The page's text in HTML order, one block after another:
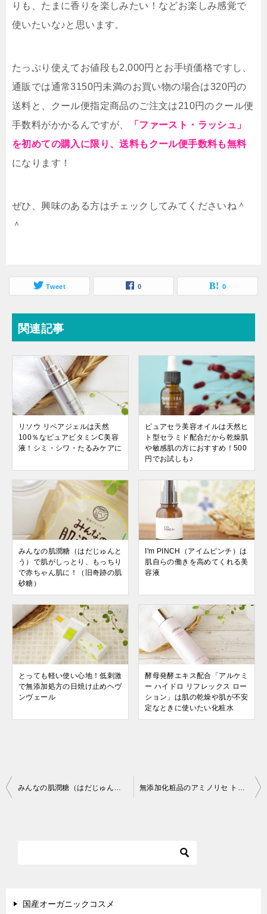
りも、たまに香りを楽しみたい！などお楽しみ感覚で
使いたいな♪と思います。
たっぷり使えてお値段も2,000円とお手頃価格ですし、
通販では通常3150円未満のお買い物の場合は320円の
送料と、クール便指定商品のご注文は210円のクール便
手数料がかかるんですが、
「ファースト・ラッシュ」
を初めての購入に限り、送料もクール便手数料も無料
になります！
ぜひ、興味のある方はチェックしてみてくださいね＾
＾
Tweet 0 0
関連記事
リソウ リペアジェルは天然
100％なピュアビタミンC美容
液！シミ・シワ・たるみケアに
ピュアセラ美容オイルは天然ヒ
ト型セラミド配合だから乾燥肌
や敏感肌の方におすすめ！500
円でお試しも♪
みんなの肌潤糖（はだじゅんと
う）で肌がしっとり、もっちり
で赤ちゃん肌に！（旧奇跡の肌
砂糖）
I'm PINCH（アイムピンチ）は
肌自らの働きを高めてくれる美
容液
とっても軽い使い心地！低刺激
で無添加処方の日焼け止めヘヴ
ンヴェール
酵母発酵エキス配合「アルケミ
ー ハイドロ リフレックス ロー
ション」は肌の乾燥や肌が不安
定なときに使いたい化粧水
投
シ
みんなの肌潤糖（はだじゅんとう）で肌がしっとり、もっちりで赤ちゃん肌に！（旧奇跡の肌砂糖） 無添加化粧品のアミノリセ トライアルセットを使ってみました
国産オーガニックコスメ